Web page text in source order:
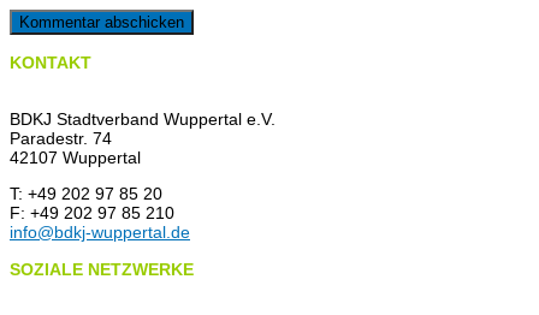
KONTAKT
BDKJ Stadtverband Wuppertal e.V.
Paradestr. 74
42107 Wuppertal
T: +49 202 97 85 20
F: +49 202 97 85 210
info@bdkj-wuppertal.de
SOZIALE NETZWERKE